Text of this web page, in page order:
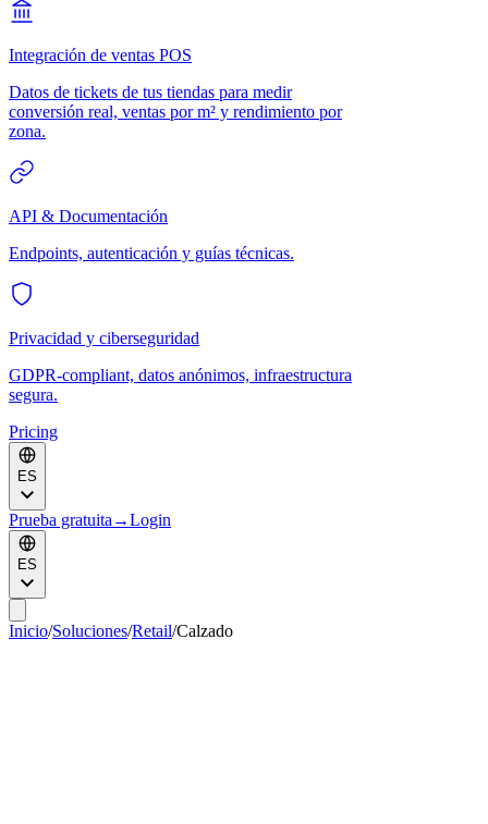
Integración de ventas POS
Datos de tickets de tus tiendas para medir
conversión real, ventas por m² y rendimiento por
zona.
API & Documentación
Endpoints, autenticación y guías técnicas.
Privacidad y ciberseguridad
GDPR-compliant, datos anónimos, infraestructura
segura.
Pricing
ES
Prueba gratuita →Login
ES
Inicio/Soluciones/Retail/Calzado